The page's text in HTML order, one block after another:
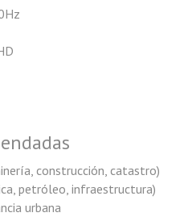
construcción, catastro)
petróleo, infraestructura)
urbana